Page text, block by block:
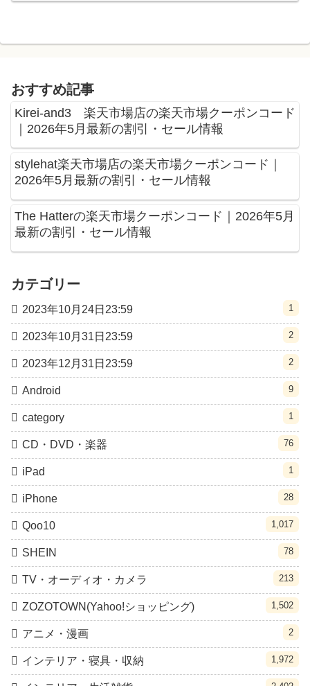
おすすめ記事
Kirei-and3 楽天市場店の楽天市場クーポンコード
｜2026年5月最新の割引・セール情報
stylehat楽天市場店の楽天市場クーポンコード｜
2026年5月最新の割引・セール情報
The Hatterの楽天市場クーポンコード｜2026年5月
最新の割引・セール情報
カテゴリー
2023年10月24日23:59 1
2023年10月31日23:59 2
2023年12月31日23:59 2
Android 9
category 1
CD・DVD・楽器 76
iPad 1
iPhone 28
Qoo10 1,017
SHEIN 78
TV・オーディオ・カメラ 213
ZOZOTOWN(Yahoo!ショッピング) 1,502
アニメ・漫画 2
インテリア・寝具・収納 1,972